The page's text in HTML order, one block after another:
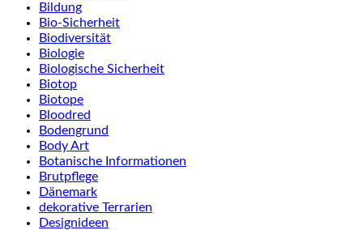
Bildung
Bio-Sicherheit
Biodiversität
Biologie
Biologische Sicherheit
Biotop
Biotope
Bloodred
Bodengrund
Body Art
Botanische Informationen
Brutpflege
Dänemark
dekorative Terrarien
Designideen